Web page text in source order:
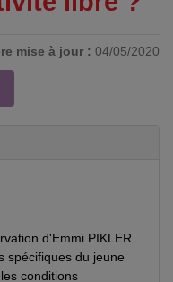
mise à jour : 04/05/2020
d'Emmi PIKLER
spécifiques du jeune
conditions